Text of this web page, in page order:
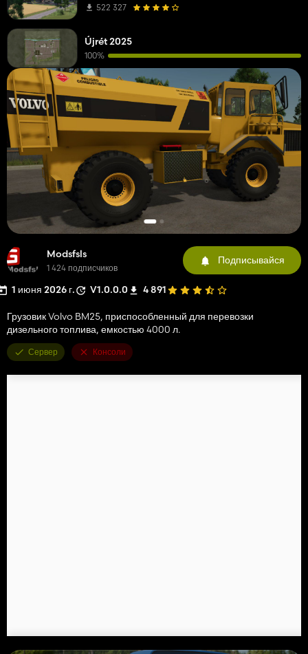
Modsfsls
1 424 подписчиков
Подписывайся
1 июня 2026 г. V1.0.0.0 4 891
Грузовик Volvo BM25, приспособленный для перевозки
дизельного топлива, емкостью 4000 л.
Сервер Консоли
522 327
Újrét 2025
100%